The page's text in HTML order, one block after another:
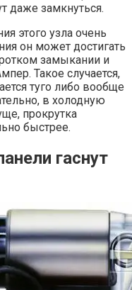
даже замкнуться.
этого узла очень
он может достигать
замыкании и
Такое случается,
туго либо вообще
в холодную
прокрутка
быстрее.
гаснут